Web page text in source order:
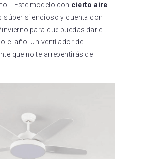
Este modelo con cierto aire
súper silencioso y cuenta con
para que puedas darle
el año. Un ventilador de
que no te arrepentirás de